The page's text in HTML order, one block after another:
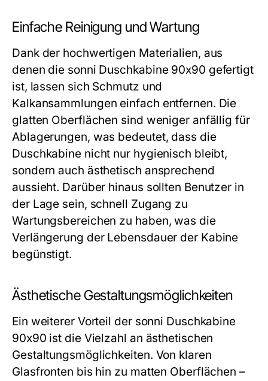
Einfache Reinigung und Wartung
Dank der hochwertigen Materialien, aus
denen die sonni Duschkabine 90x90 gefertigt
ist, lassen sich Schmutz und
Kalkansammlungen einfach entfernen. Die
glatten Oberflächen sind weniger anfällig für
Ablagerungen, was bedeutet, dass die
Duschkabine nicht nur hygienisch bleibt,
sondern auch ästhetisch ansprechend
aussieht. Darüber hinaus sollten Benutzer in
der Lage sein, schnell Zugang zu
Wartungsbereichen zu haben, was die
Verlängerung der Lebensdauer der Kabine
begünstigt.
Ästhetische Gestaltungsmöglichkeiten
Ein weiterer Vorteil der sonni Duschkabine
90x90 ist die Vielzahl an ästhetischen
Gestaltungsmöglichkeiten. Von klaren
Glasfronten bis hin zu matten Oberflächen –